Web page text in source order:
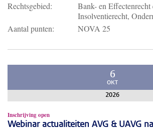
Rechtsgebied:
Bank- en
Insolventierecht,
Aantal punten:
NOVA 25
6
OKT
2026
Inschrijving open
Webinar actualiteiten AVG & UAVG